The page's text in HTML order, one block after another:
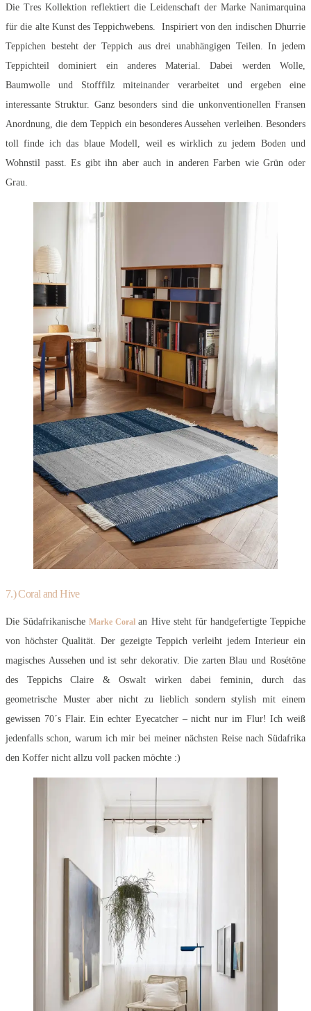
Die Tres Kollektion reflektiert die Leidenschaft der Marke Nanimarquina
für die alte Kunst des Teppichwebens. Inspiriert von den indischen Dhurrie
Teppichen besteht der Teppich aus drei unabhängigen Teilen. In jedem
Teppichteil dominiert ein anderes Material. Dabei werden Wolle,
Baumwolle und Stofffilz miteinander verarbeitet und ergeben eine
interessante Struktur. Ganz besonders sind die unkonventionellen Fransen
Anordnung, die dem Teppich ein besonderes Aussehen verleihen. Besonders
toll finde ich das blaue Modell, weil es wirklich zu jedem Boden und
Wohnstil passt. Es gibt ihn aber auch in anderen Farben wie Grün oder
Grau.
7.) Coral and Hive
Die SüdafrikanischeMarke Coralan Hive steht für handgefertigte Teppiche
von höchster Qualität. Der gezeigte Teppich verleiht jedem Interieur ein
magisches Aussehen und ist sehr dekorativ. Die zarten Blau und Rosétöne
des Teppichs Claire & Oswalt wirken dabei feminin, durch das
geometrische Muster aber nicht zu lieblich sondern stylish mit einem
gewissen 70´s Flair. Ein echter Eyecatcher – nicht nur im Flur! Ich weiß
jedenfalls schon, warum ich mir bei meiner nächsten Reise nach Südafrika
den Koffer nicht allzu voll packen möchte :)